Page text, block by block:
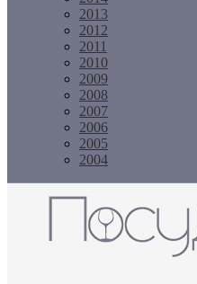
2013
2012
2011
2010
2009
2008
2007
2006
2005
2004